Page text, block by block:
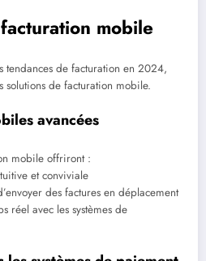
mobile
de facturation en 2024,
solutions de facturation mobile.
avancées
mobile offriront :
et conviviale
des factures en déplacement
réel avec les systèmes de